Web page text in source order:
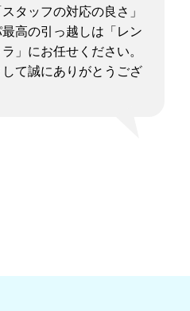
タッフの対応の良さ」
高の引っ越しは「レン
」にお任せください。
て誠にありがとうござ